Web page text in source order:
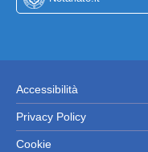
Accessibilità
Privacy Policy
Cookie